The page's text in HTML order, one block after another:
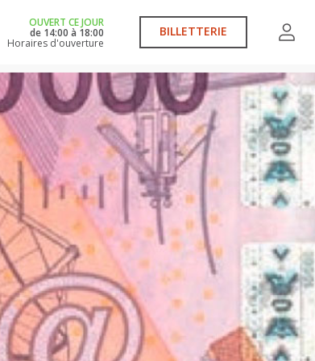
OUVERT CE JOUR
de 14:00 à 18:00
Horaires d'ouverture
BILLETTERIE